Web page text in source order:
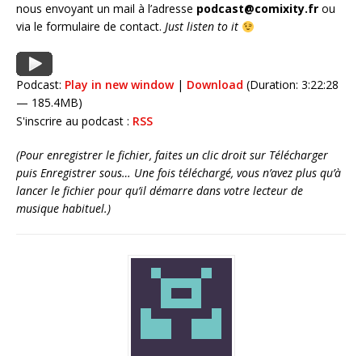
nous envoyant un mail à l’adresse podcast@comixity.fr ou
via le formulaire de contact. Just listen to it
Podcast: Play in new window| Download (Duration: 3:22:28
— 185.4MB)
S'inscrire au podcast : RSS
(Pour enregistrer le fichier, faites un clic droit sur Télécharger
puis Enregistrer sous… Une fois téléchargé, vous n’avez plus qu’à
lancer le fichier pour qu’il démarre dans votre lecteur de
musique habituel.)